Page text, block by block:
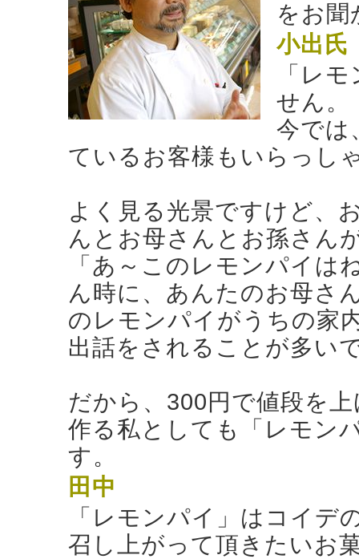
をお聞
小出氏
「レ
せん。
今では
ているお客様もいらっし
よく見る光景ですけど、
んとお母さんとお孫さん
「あ～このレモンパイは
ん時に、あんたのお母さ
のレモンパイがうちの家
出話をされることが多い
だから、300円で値段を
作る私としても「レモン
す。
田中
「レモンパイ」はコイデ
召し上がって頂きたいお